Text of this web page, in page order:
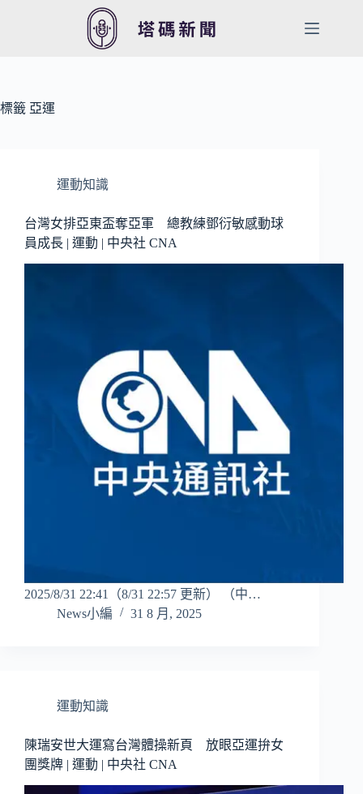
容
標籤 亞運
運動知識
台灣女排亞東盃奪亞軍 總教練鄧衍敏感動球
員成長 | 運動 | 中央社 CNA
2025/8/31 22:41（8/31 22:57 更新） （中…
News小編
31 8 月, 2025
運動知識
陳瑞安世大運寫台灣體操新頁 放眼亞運拚女
團獎牌 | 運動 | 中央社 CNA